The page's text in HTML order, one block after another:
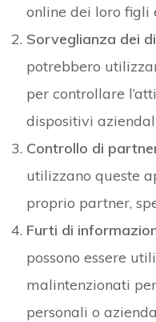
online dei loro figli
Sorveglianza dei
potrebbero
per controllare
dispositivi
Controllo di
utilizzano queste
proprio partner,
Furti di
possono essere
malintenzionati
personali o